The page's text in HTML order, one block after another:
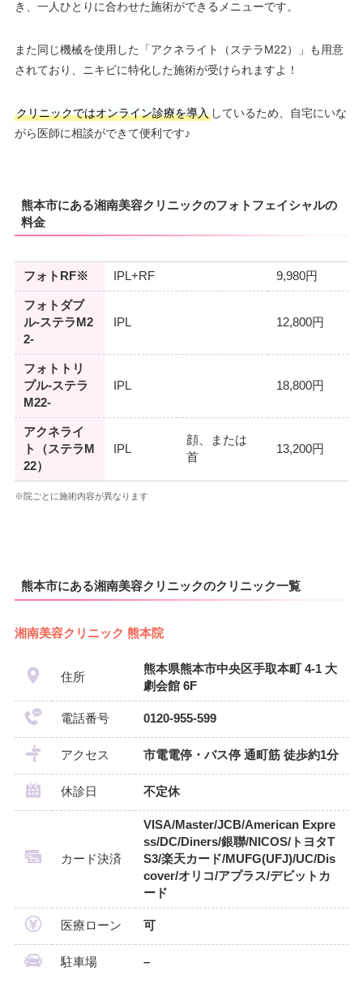
き、一人ひとりに合わせた施術ができるメニューです。
また同じ機械を使用した「アクネライト（ステラM22）」も用意
されており、ニキビに特化した施術が受けられますよ！
クリニックではオンライン診療を導入しているため、自宅にいな
がら医師に相談ができて便利です♪
熊本市にある湘南美容クリニックのフォトフェイシャルの
料金
フォトRF※ IPL+RF 9,980円
フォトダブ
ル-ステラM2
2-
IPL 12,800円
フォトトリ
プル-ステラ
M22-
IPL 18,800円
アクネライ
ト（ステラM
22）
IPL
顔、または
首
13,200円
※院ごとに施術内容が異なります
熊本市にある湘南美容クリニックのクリニック一覧
湘南美容クリニック 熊本院
住所
熊本県熊本市中央区手取本町 4-1 大
劇会館 6F
電話番号 0120-955-599
アクセス 市電電停・バス停 通町筋 徒歩約1分
休診日 不定休
カード決済
VISA/Master/JCB/American Expre
ss/DC/Diners/銀聯/NICOS/トヨタT
S3/楽天カード/MUFG(UFJ)/UC/Dis
cover/オリコ/アプラス/デビットカ
ード
医療ローン 可
駐車場 –